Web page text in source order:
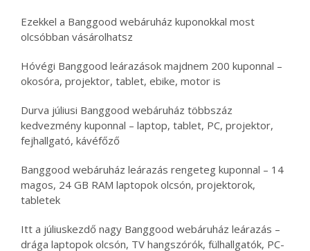
Ezekkel a Banggood webáruház kuponokkal most
olcsóbban vásárolhatsz
Hóvégi Banggood leárazások majdnem 200 kuponnal –
okosóra, projektor, tablet, ebike, motor is
Durva júliusi Banggood webáruház többszáz
kedvezmény kuponnal – laptop, tablet, PC, projektor,
fejhallgató, kávéfőző
Banggood webáruház leárazás rengeteg kuponnal – 14
magos, 24 GB RAM laptopok olcsón, projektorok,
tabletek
Itt a júliuskezdő nagy Banggood webáruház leárazás –
drága laptopok olcsón, TV hangszórók, fülhallgatók, PC-